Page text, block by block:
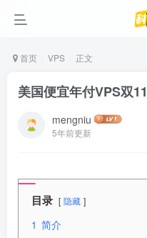
首页 VPS 正文
美国便宜年付VPS双
mengniu
5年前更新
目录 隐藏
1 简介